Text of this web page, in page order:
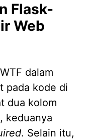
Flask-
Web
dalam
pada kode di
dua kolom
, keduanya
. Selain itu,